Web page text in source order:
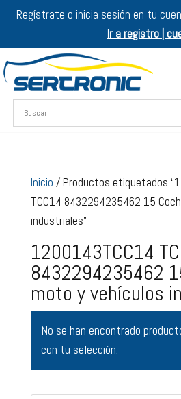
Regístrate o inicia sesión en tu
Ir a registro |
Inicio / Productos etiquetados
TCC14 8432294235462 15
industriales”
1200143TCC14
8432294235462
moto y vehículos
No se han encontrado
con tu selección.